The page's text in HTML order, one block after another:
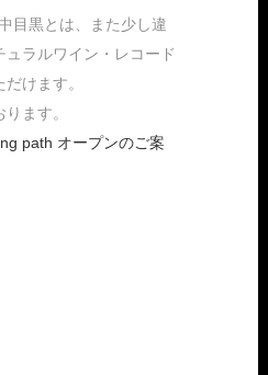
目黒とは、また少し違
ュラルワイン・レコード
けます。
ます。
path オープンのご案